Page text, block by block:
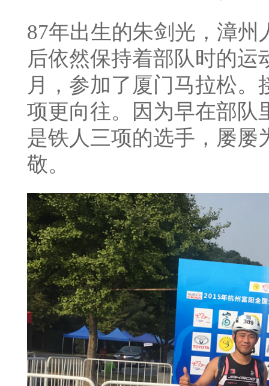
87年出生的朱剑光，漳州
后依然保持着部队时的运
月，参加了厦门马拉松
项更向往。因为早在部队
是铁人三项的选手，屡屡
敬。